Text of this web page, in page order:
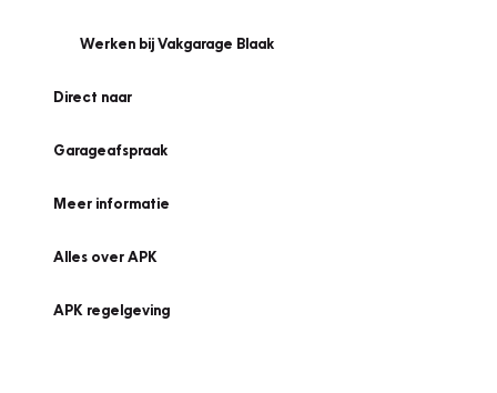
Werken bij Vakgarage Blaak
Direct naar
Garageafspraak
Meer informatie
Alles over APK
APK regelgeving